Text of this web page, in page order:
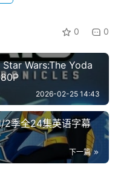
0 0
Wars:The Yoda
2026-02-25 14:43
2季全24集英语字幕
下一篇